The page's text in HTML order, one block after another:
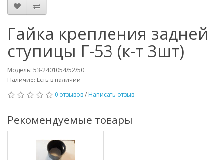
Гайка крепления задней
ступицы Г-53 (к-т 3шт)
Модель: 53-2401054/52/50
Наличие: Есть в наличии
0 отзывов/ Написать отзыв
Рекомендуемые товары